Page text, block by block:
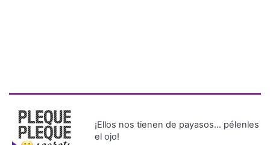
¡Ellos nos tienen de payasos… pélenles
el ojo!